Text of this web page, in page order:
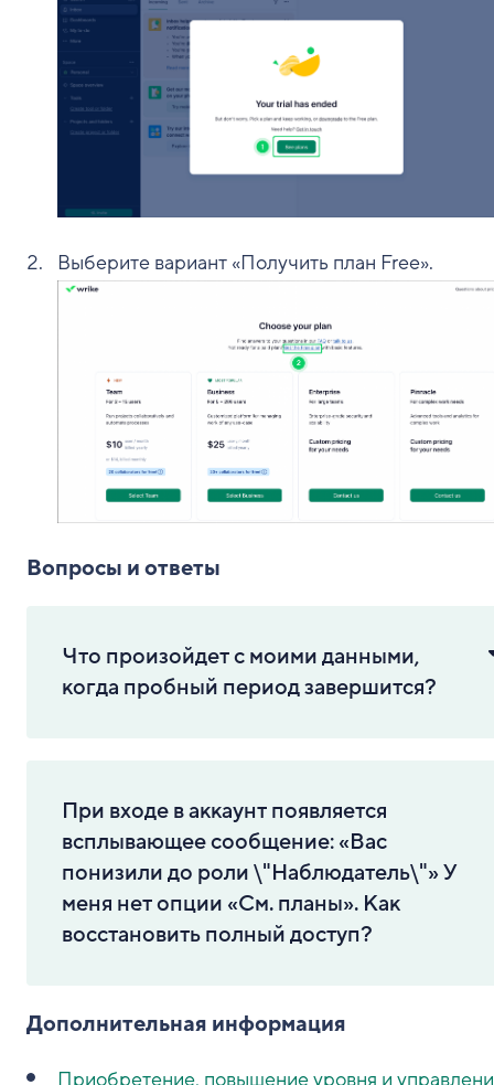
Выберите вариант «Получить план Free».
Вопросы и ответы
Что произойдет с моими данными,
когда пробный период завершится?
При входе в аккаунт появляется
всплывающее сообщение: «Вас
понизили до роли \"Наблюдатель\"» У
меня нет опции «См. планы». Как
восстановить полный доступ?
Дополнительная информация
Приобретение, повышение уровня и